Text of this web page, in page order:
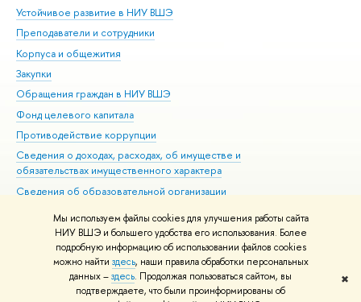
Мы используем файлы cookies для улучшения работы сайта
НИУ ВШЭ и большего удобства его использования. Более
подробную информацию об использовании файлов cookies
можно найти здесь, наши правила обработки персональных
данных –здесь. Продолжая пользоваться сайтом, вы
подтверждаете, что были проинформированы об
✖
Устойчивое развитие в НИУ ВШЭ
Преподаватели и сотрудники
Корпуса и общежития
Закупки
Обращения граждан в НИУ ВШЭ
Фонд целевого капитала
Противодействие коррупции
Сведения о доходах, расходах, об имуществе и
обязательствах имущественного характера
Сведения об образовательной организации
Людям с ограниченными возможностями здоровья
Единая платежная страница
Работа в Вышке